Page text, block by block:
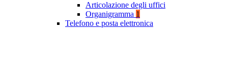
Articolazione degli uffici
Organigramma 1
Telefono e posta elettronica